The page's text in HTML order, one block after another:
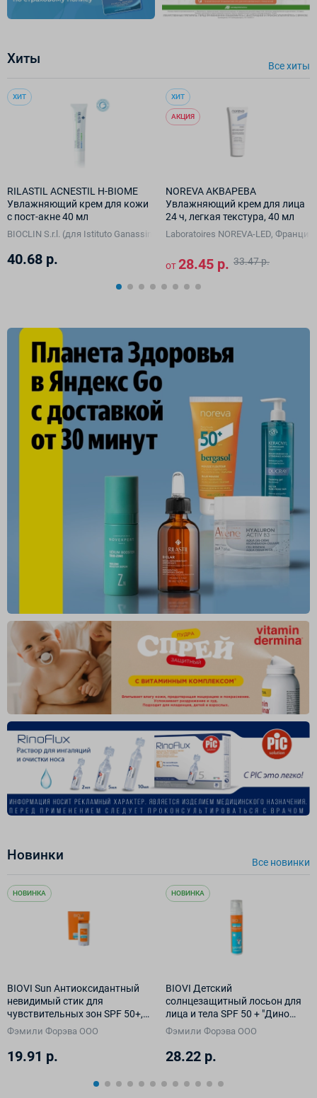
Хиты Все хиты
GmbH, Германия)
ХИТ
RILASTIL ACNESTIL H-BIOME
Увлажняющий крем для кожи
с пост-акне 40 мл
BIOCLIN S.r.l. (для Istituto Ganassini S.p.A. di Ricerche Biochimiche, Италия)
40.68 р.
ХИТ
АКЦИЯ
NOREVA АКВАРЕВА
Увлажняющий крем для лица
24 ч, легкая текстура, 40 мл
Laboratoires NOREVA-LED, Франция
от28.45 р. 33.47 р.
Новинки Все новинки
НОВИНКА
BIOVI Sun Антиоксидантный
невидимый стик для
чувствительных зон SPF 50+,
14 г
Фэмили Форэва ООО
19.91 р.
НОВИНКА
BIOVI Детский
солнцезащитный лосьон для
лица и тела SPF 50 + "Дино
Защита" 100 мл
Фэмили Форэва ООО
28.22 р.